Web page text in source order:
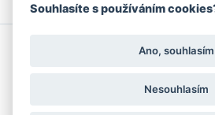
Souhlasíte s používáním
Ano, souhlasím
Nesouhlasím